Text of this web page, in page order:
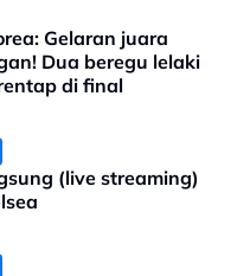
7 hingga 9 Ogos ini,
momentum
untuk
tengah pada
Gelaran juara
Dua beregu lelaki
di final
(live streaming)